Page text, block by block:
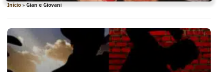
Início » Gian e Giovani